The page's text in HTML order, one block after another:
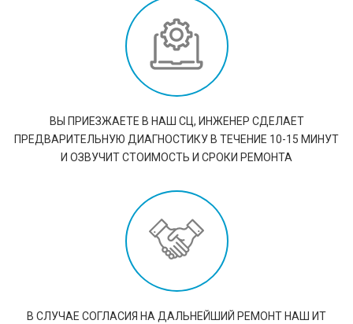
ВЫ ПРИЕЗЖАЕТЕ В НАШ СЦ, ИНЖЕНЕР СДЕЛАЕТ
ПРЕДВАРИТЕЛЬНУЮ ДИАГНОСТИКУ В ТЕЧЕНИЕ 10-15 МИНУТ
И ОЗВУЧИТ СТОИМОСТЬ И СРОКИ РЕМОНТА
В СЛУЧАЕ СОГЛАСИЯ НА ДАЛЬНЕЙШИЙ РЕМОНТ НАШ ИТ